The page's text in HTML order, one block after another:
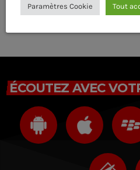
Vous devez être connecté pour
Connectez-vous maintenant
ÉCOUTEZ AVEC
Paramètres Cookie Tout